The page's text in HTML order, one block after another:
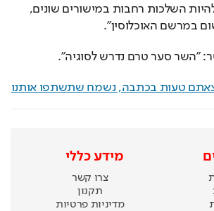
בינלאומית, יכולות להיות השלכות רחבות במישורים שונים,
במרשם האוכלוסין".
סער טרם נדרש לסוגיה".
טעות בכתבה, נשמח שתשתפו אותנו
מידע כללי
צרו קשר
תקנון
מדיניות פרטיות